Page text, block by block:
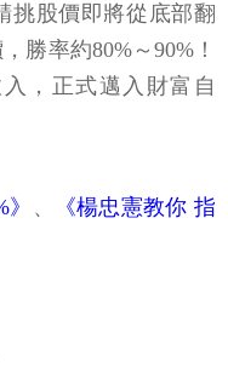
挑股價即將從底部翻
勝率約80%～90%！
，正式邁入財富自
、
《楊忠憲教你 指